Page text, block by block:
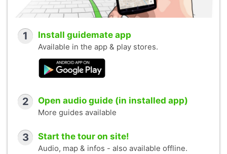
1 Install guidemate app
Available in the app & play stores.
2 Open audio guide (in installed app)
More guides available
3 Start the tour on site!
Audio, map & infos - also available offline.